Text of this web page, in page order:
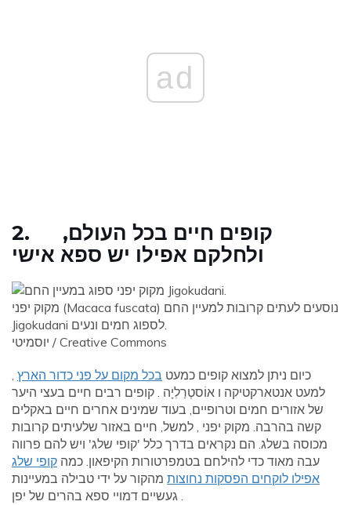
ad
2. קופים חיים בכל העולם,
ולחלקם אפילו יש ספא אישי
מקוק יפני (Macaca fuscata) נוסעים לעתים קרובות למעיין החם
Jigokudani לספוג חמים ונעים.
יוסמיטי / Creative Commons
כיום ניתן למצוא קופים כמעט בכל מקום על פני כדור הארץ ,
למעט אנטארקטיקה ו אוֹסטְרַלִיָה . קופים רבים חיים בעצי היער
של אזורים חמים וטרופיים, בעוד שמינים אחרים חיים באקלים
קשה בהרבה. מקוק יפני , למשל, חיים באזור שלעיתים קרובות
מכוסה בשלג. הם נקראים בדרך כלל 'קופי שלג' ויש להם פרווה
עבה מאוד כדי להילחם בטמפרטורות הקיפאון. כמה קופי שלג
אפילו לוקחים הפסקות נחוצות מהקור על ידי טבילה במעיינות
געשיים דמויי ספא בהרים של יפן .